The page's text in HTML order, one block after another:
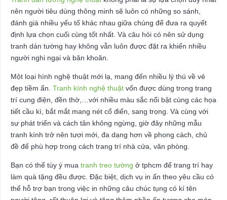
nên người tiêu dùng thông minh sẽ luôn có những so sánh,
đánh giá nhiều yếu tố khác nhau giữa chúng để đưa ra quyết
định lựa chọn cuối cùng tốt nhất. Và câu hỏi có nên sử dụng
tranh dán tường hay không vẫn luôn được đặt ra khiến nhiều
người nghi ngại và băn khoăn.
Một loại hình nghệ thuật mới lạ, mang đến nhiều lý thú về vẻ
đẹp tiềm ẩn. Tranh kính nghệ thuật vốn được dùng trong trang
trí cung điện, đền thờ,…với nhiều màu sắc nổi bật cùng các họa
tiết cầu kì, bắt mắt mang nét cổ điển, sang trọng. Và cùng với
sự phát triển và cách tân không ngừng, giờ đây những mẫu
tranh kính trở nên tươi mới, đa dạng hơn về phong cách, chủ
đề để phù hợp trong cách trang trí nhà cửa, văn phòng.
Bạn có thể tùy ý mua tranh treo tường ở tphcm để trang trí hay
làm quà tặng đều được. Đặc biệt, dịch vụ in ấn theo yêu cầu có
thể hỗ trợ bạn trong việc in những câu chúc tụng có kí tên